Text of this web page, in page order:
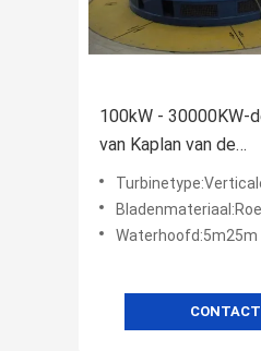
100kW - 30000KW-
van Kaplan van de
Reactieturbine/
Waterturbine met
Regelbare Bladen
Waterhoofd:5m25m